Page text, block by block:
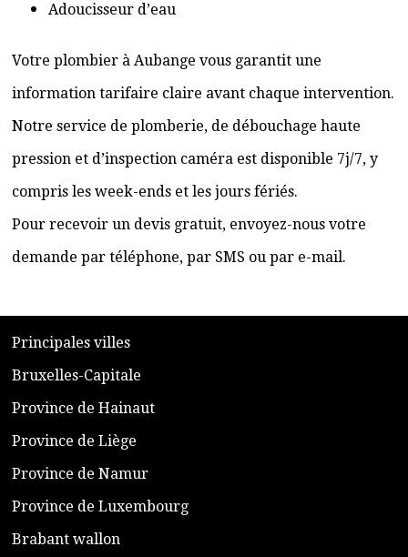
Adoucisseur d’eau
Votre plombier à Aubange vous garantit une
information tarifaire claire avant chaque intervention.
Notre service de plomberie, de débouchage haute
pression et d’inspection caméra est disponible 7j/7, y
compris les week-ends et les jours fériés.
Pour recevoir un devis gratuit, envoyez-nous votre
demande par téléphone, par SMS ou par e-mail.
​Principales villes
​Bruxelles-Capitale
​Province de Hainaut
Province de Liège
​Province de Namur
​Province de Luxembourg
​Brabant wallon